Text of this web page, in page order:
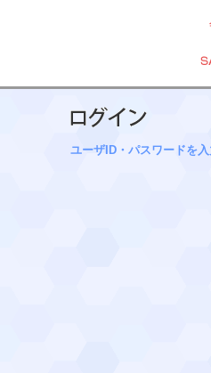
ユーザID・パスワードを